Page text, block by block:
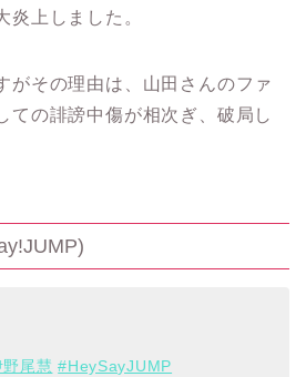
炎上しました。
がその理由は、山田さんのファ
ての誹謗中傷が相次ぎ、破局し
尾慧 #HeySayJUMP